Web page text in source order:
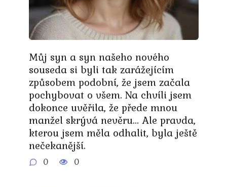
Můj syn a syn našeho nového
souseda si byli tak zarážejícím
způsobem podobní, že jsem začala
pochybovat o všem. Na chvíli jsem
dokonce uvěřila, že přede mnou
manžel skrývá nevěru… Ale pravda,
kterou jsem měla odhalit, byla ještě
nečekanější.
0 0